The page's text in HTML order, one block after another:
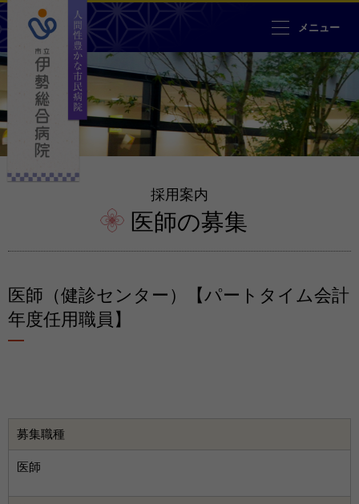
人間性豊かな市民病院 市立伊勢
メニュー
採用案内
医師の募集
医師（健診センター）【パートタイム会計
年度任用職員】
募集職種
医師